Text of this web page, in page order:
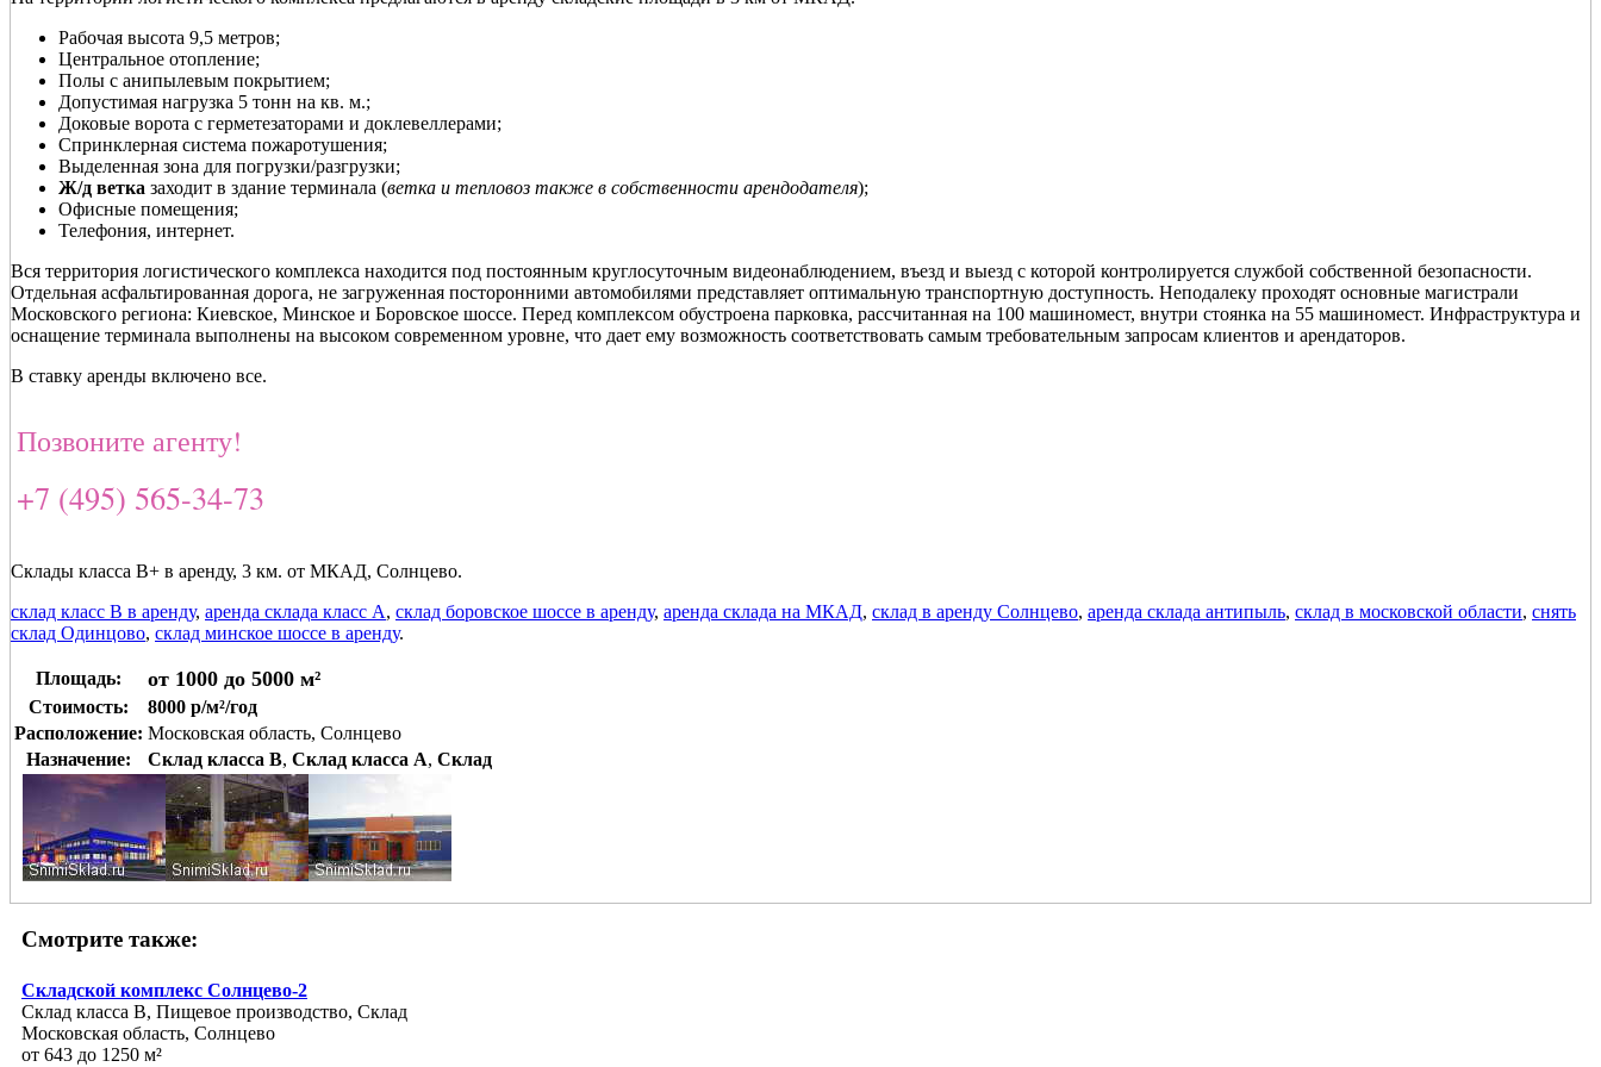
Рабочая высота 9,5 метров;
Центральное отопление;
Полы с анипылевым покрытием;
Допустимая нагрузка 5 тонн на кв. м.;
Доковые ворота с герметезаторами и доклевеллерами;
Спринклерная система пожаротушения;
Выделенная зона для погрузки/разгрузки;
Ж/д ветка заходит в здание терминала (ветка и тепловоз также в собственности арендодателя);
Офисные помещения;
Телефония, интернет.
Вся территория логистического комплекса находится под постоянным круглосуточным видеонаблюдением, въезд и выезд с которой контролируется службой собственной безопасности.
Отдельная асфальтированная дорога, не загруженная посторонними автомобилями представляет оптимальную транспортную доступность. Неподалеку проходят основные магистрали
Московского региона: Киевское, Минское и Боровское шоссе. Перед комплексом обустроена парковка, рассчитанная на 100 машиномест, внутри стоянка на 55 машиномест. Инфраструктура и
оснащение терминала выполнены на высоком современном уровне, что дает ему возможность соответствовать самым требовательным запросам клиентов и арендаторов.
В ставку аренды включено все.
Позвоните агенту!
+7 (495) 565-34-73
Склады класса В+ в аренду, 3 км. от МКАД, Солнцево.
склад класс В в аренду, аренда склада класс А, склад боровское шоссе в аренду, аренда склада на МКАД, склад в аренду Солнцево, аренда склада антипыль, склад в московской области, снять
склад Одинцово, склад минское шоссе в аренду.
Площадь: от 1000 до 5000 м²
Стоимость:
8000 р/м²/год
Расположение: Московская область, Солнцево
Назначение:
Склад класса B, Склад класса A, Склад
Смотрите также:
Складской комплекс Солнцево-2
Склад класса B, Пищевое производство, Склад
Московская область, Солнцево
от 643 до 1250 м²